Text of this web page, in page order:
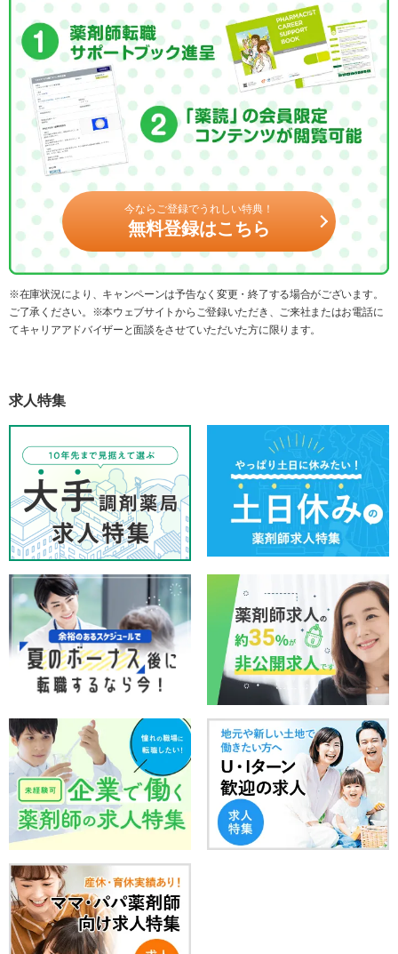
今ならご登録でうれしい特典！
無料登録はこちら
※在庫状況により、キャンペーンは予告なく変更・終了する場合がございます。
ご了承ください。※本ウェブサイトからご登録いただき、ご来社またはお電話に
てキャリアアドバイザーと面談をさせていただいた方に限ります。
求人特集